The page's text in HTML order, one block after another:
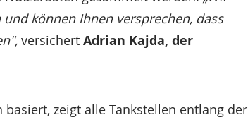
können Ihnen versprechen, dass
versichert Adrian Kajda, der
zeigt alle Tankstellen entlang der